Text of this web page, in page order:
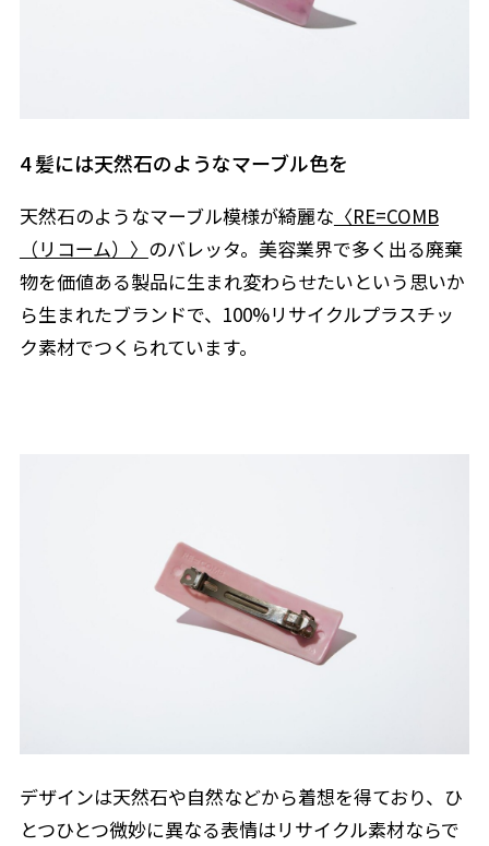
4 髪には天然石のようなマーブル色を
天然石のようなマーブル模様が綺麗な 〈RE=COMB
（リコーム）〉 のバレッタ。美容業界で多く出る廃棄
物を価値ある製品に生まれ変わらせたいという思いか
ら生まれたブランドで、100%リサイクルプラスチッ
ク素材でつくられています。
デザインは天然石や自然などから着想を得ており、ひ
とつひとつ微妙に異なる表情はリサイクル素材ならで